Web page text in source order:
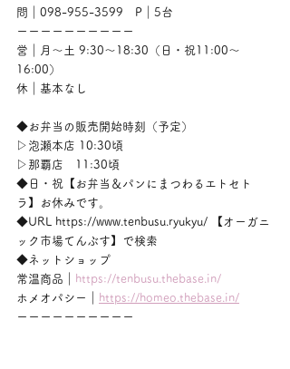
問｜098-955-3599　P｜5台
ーーーーーーーーーー
営｜月〜土 9:30〜18:30（日・祝11:00〜
16:00）
休｜基本なし
◆お弁当の販売開始時刻（予定）
▷泡瀬本店 10:30頃
▷那覇店　11:30頃
◆日・祝【お弁当＆パンにまつわるエトセト
ラ】お休みです。
◆URL https://www.tenbusu.ryukyu/ 【オーガニ
ック市場てんぶす】で検索
◆ネットショップ
常温商品｜
https://tenbusu.thebase.in/
ホメオパシー｜
https://homeo.thebase.in/
ーーーーーーーーーー